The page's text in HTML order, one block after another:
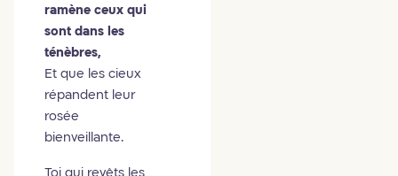
ramène ceux qui
sont dans les
ténèbres,
Et que les cieux
répandent leur
rosée
bienveillante.